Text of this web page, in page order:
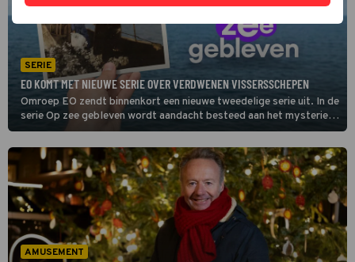
SERIE
EO KOMT MET NIEUWE SERIE OVER VERDWENEN VISSERSSCHEPEN
Omroep EO zendt binnenkort een nieuwe tweedelige serie uit. In de
serie Op zee gebleven wordt aandacht besteed aan het mysterie
rond de twee Nederlandse vissersschepen die jaren geleden van de
radar verdwenen.
AMUSEMENT